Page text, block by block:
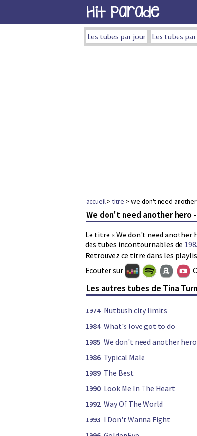
Hit Parade
Les tubes par jour Les tubes
accueil >titre > We don't need
We don't need another hero
Le titre « We don't need
des tubes incontournables de
Retrouvez ce titre dans les
Ecouter sur
Les autres tubes de Tina
1974 Nutbush city limits
1984 What's love got to do
1985 We don't need another hero
1986 Typical Male
1989 The Best
1990 Look Me In The Heart
1992 Way Of The World
1993 I Don't Wanna Fight